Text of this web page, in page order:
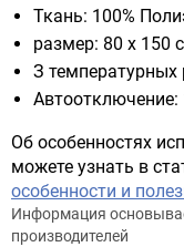
Ткань: 100%
размер: 80 x 150
З
Автоотключение:
Об особенностях
можете узнать в
особенности и
Информация
производителей